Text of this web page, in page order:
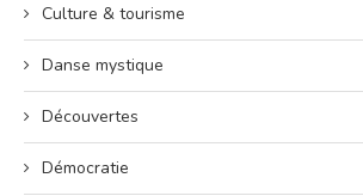
Culture & tourisme
Danse mystique
Découvertes
Démocratie